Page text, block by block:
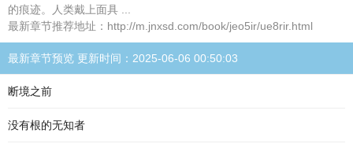
的痕迹。人类戴上面具 ...
最新章节推荐地址：http://m.jnxsd.com/book/jeo5ir/ue8rir.html
最新章节预览 更新时间：2025-06-06 00:50:03
断境之前
没有根的无知者